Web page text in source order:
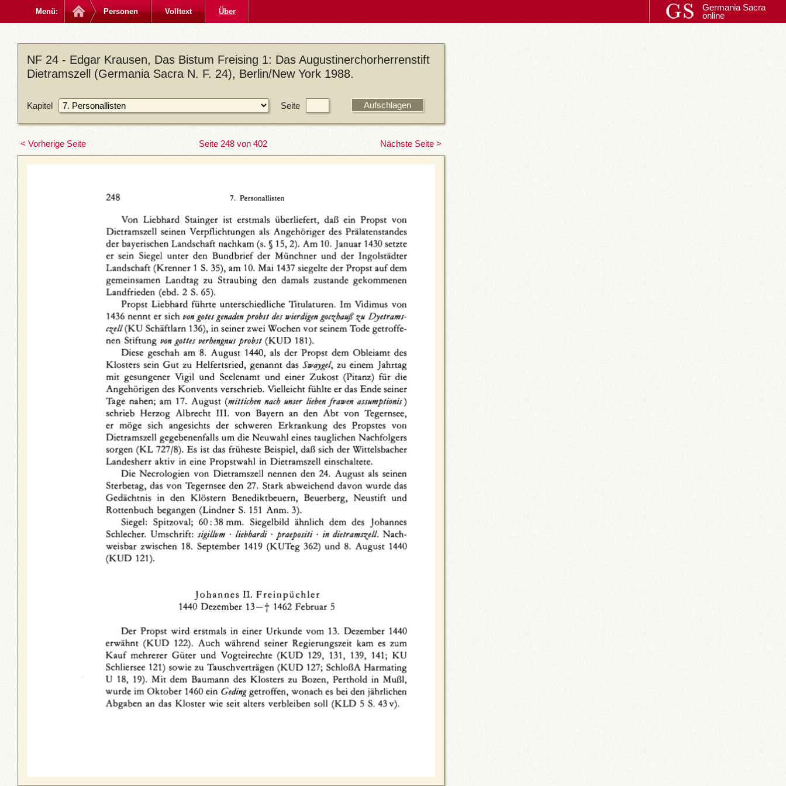
Menü: Personen Volltext Über
Germania Sacra
online
NF 24 - Edgar Krausen, Das Bistum Freising 1: Das Augustinerchorherrenstift
Dietramszell (Germania Sacra N. F. 24), Berlin/New York 1988.
Kapitel Seite
< Vorherige Seite Seite 248 von 402 Nächste Seite >